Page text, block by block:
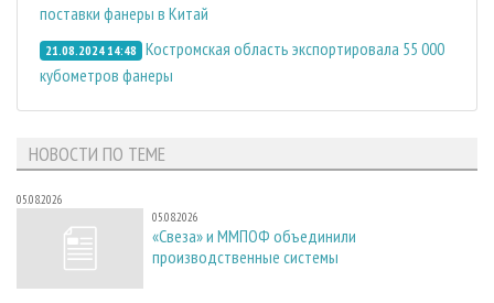
поставки фанеры в Китай
21.08.2024 14:48 Костромская область экспортировала 55 000
кубометров фанеры
НОВОСТИ ПО ТЕМЕ
05.08.2026
05.08.2026
«Свеза» и ММПОФ объединили
производственные системы